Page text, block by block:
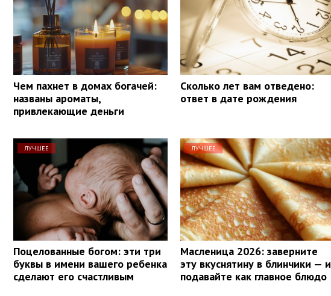
Чем пахнет в домах богачей:
названы ароматы,
привлекающие деньги
Сколько лет вам отведено:
ответ в дате рождения
ЛУЧШЕЕ
Поцелованные богом: эти три
буквы в имени вашего ребенка
сделают его счастливым
ЛУЧШЕЕ
Масленица 2026: заверните
эту вкуснятину в блинчики — и
подавайте как главное блюдо